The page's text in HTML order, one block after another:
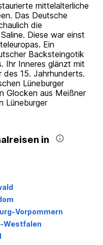
mittelalterliche
Das Deutsche
die
Diese war einst
Ein
Backsteingotik
Ihr Inneres glänzt mit
15. Jahrhunderts.
Lüneburger
Glocken aus Meißner
Lüneburger
in
Vorpommern
Westfalen